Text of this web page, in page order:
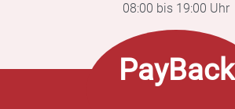
08:00 bis 19:00 Uhr
PayBack